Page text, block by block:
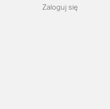
Zaloguj się